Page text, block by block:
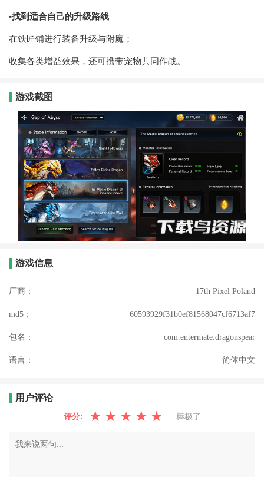
-找到适合自己的升级路线
在铁匠铺进行装备升级与附魔；
收集各类增益效果，还可携带宠物共同作战。
游戏截图
游戏信息
厂商： 17th Pixel Poland
md5： 60593929f31b0ef81568047cf6713af7
包名： com.entermate.dragonspear
语言： 简体中文
用户评论
评分: ★ ★ ★ ★ ★ 棒极了